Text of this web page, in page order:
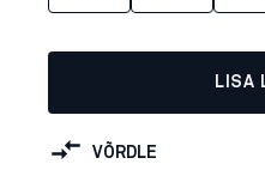
LISA
VÕRDLE